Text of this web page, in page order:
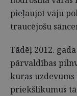
pieļaujot vāju
traucējošu
Tādēļ 2012.
pārvaldības
kuras
priekšlikumus